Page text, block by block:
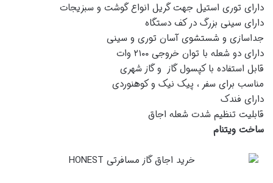
دارای توری استیل جهت گریل انواع گوشت و سبزیجات
دارای سینی بزرگ در کف دستگاه
جداسازی و شستشوی آسان توری و سینی
دارای دو شعله با توان خروجی ۲۱۰۰ وات
قابل استفاده با کپسول گاز و گاز شهری
مناسب برای سفر ، پیک نیک و کوهنوردی
دارای فندک
قابلیت تنظیم شدت شعله اجاق
ساخت ویتنام